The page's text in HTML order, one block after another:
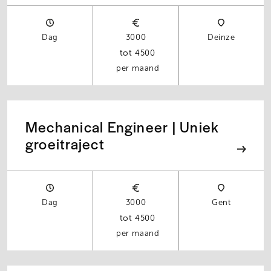
Dag
3000
4500
per maand
Deinze
Mechanical Engineer | Uniek
groeitraject
Dag
3000
4500
per maand
Gent